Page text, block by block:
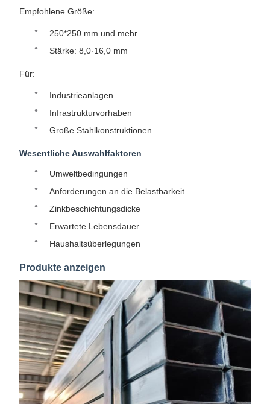
Empfohlene Größe:
250*250 mm und mehr
Stärke: 8,0·16,0 mm
Für:
Industrieanlagen
Infrastrukturvorhaben
Große Stahlkonstruktionen
Wesentliche Auswahlfaktoren
Umweltbedingungen
Anforderungen an die Belastbarkeit
Zinkbeschichtungsdicke
Erwartete Lebensdauer
Haushaltsüberlegungen
Produkte anzeigen